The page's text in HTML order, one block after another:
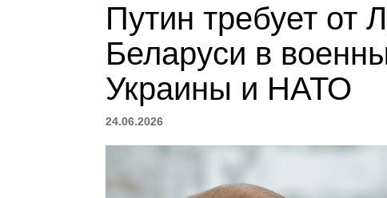
Путин требует от
Беларуси в
Украины и НАТО
24.06.2026